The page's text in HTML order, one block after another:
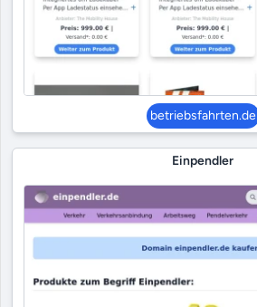
betriebsfahrten.de
Einpendler